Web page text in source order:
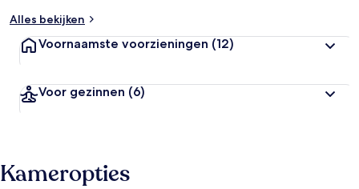
Alles bekijken
Voornaamste voorzieningen (12)
Voor gezinnen (6)
Kameropties